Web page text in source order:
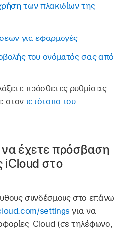
των πλακιδίων της
για εφαρμογές
του ονόματός σας από
πρόσθετες ρυθμίσεις
στον ιστότοπο του
να έχετε πρόσβαση
iCloud στο
συνδέσμους στο επάνω
settings για να
iCloud (σε τηλέφωνο,